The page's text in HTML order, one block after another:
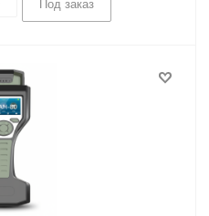
Под заказ